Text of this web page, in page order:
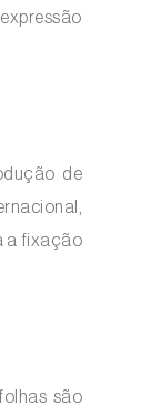
de
a fixação
são